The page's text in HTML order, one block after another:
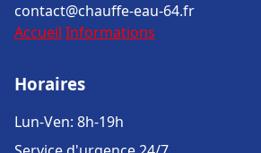
contact@chauffe-eau-64.fr
Accueil Informations
Horaires
Lun-Ven: 8h-19h